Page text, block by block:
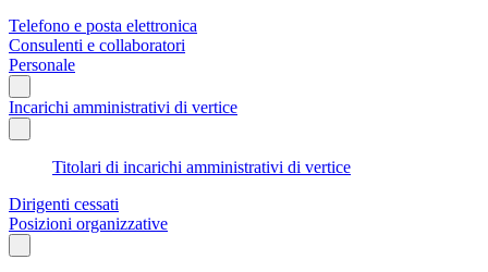
Telefono e posta elettronica
Consulenti e collaboratori
Personale
Incarichi amministrativi di vertice
Titolari di incarichi amministrativi di vertice
Dirigenti cessati
Posizioni organizzative